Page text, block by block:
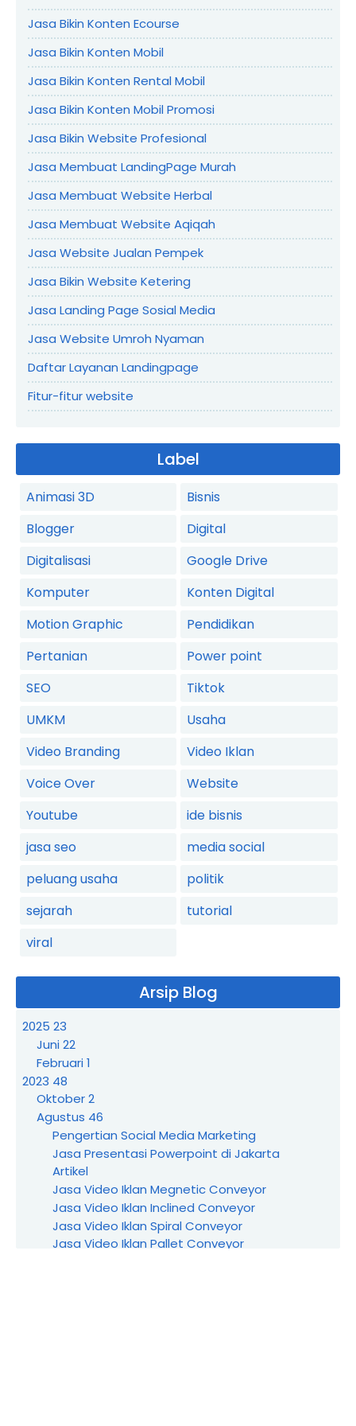
Jasa Bikin Konten Ecourse
Jasa Bikin Konten Mobil
Jasa Bikin Konten Rental Mobil
Jasa Bikin Konten Mobil Promosi
Jasa Bikin Website Profesional
Jasa Membuat LandingPage Murah
Jasa Membuat Website Herbal
Jasa Membuat Website Aqiqah
Jasa Website Jualan Pempek
Jasa Bikin Website Ketering
Jasa Landing Page Sosial Media
Jasa Website Umroh Nyaman
Daftar Layanan Landingpage
Fitur-fitur website
Label
Animasi 3D
Bisnis
Blogger
Digital
Digitalisasi
Google Drive
Komputer
Konten Digital
Motion Graphic
Pendidikan
Pertanian
Power point
SEO
Tiktok
UMKM
Usaha
Video Branding
Video Iklan
Voice Over
Website
Youtube
ide bisnis
jasa seo
media social
peluang usaha
politik
sejarah
tutorial
viral
Arsip Blog
2025 23
Juni22
Februari1
2023 48
Oktober2
Agustus 46
Pengertian Social Media Marketing
Jasa Presentasi Powerpoint di Jakarta
Artikel
Jasa Video Iklan Megnetic Conveyor
Jasa Video Iklan Inclined Conveyor
Jasa Video Iklan Spiral Conveyor
Jasa Video Iklan Pallet Conveyor